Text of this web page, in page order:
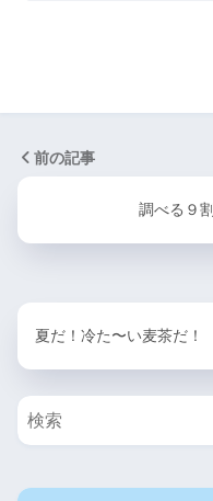
前の記事
調べる９割
夏だ！冷た〜い麦茶だ！